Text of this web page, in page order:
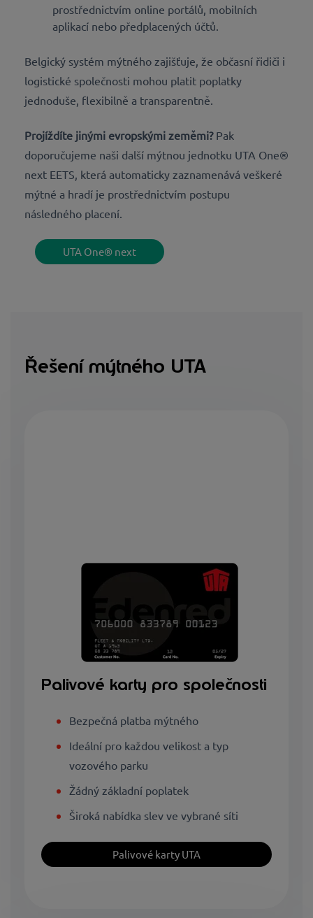
prostřednictvím online portálů, mobilních
aplikací nebo předplacených účtů.
Belgický systém mýtného zajišťuje, že občasní řidiči i
logistické společnosti mohou platit poplatky
jednoduše, flexibilně a transparentně.
Projíždíte jinými evropskými zeměmi? Pak
doporučujeme naši další mýtnou jednotku UTA One®
next EETS, která automaticky zaznamenává veškeré
mýtné a hradí je prostřednictvím postupu
následného placení.
UTA One® next
Řešení mýtného UTA
Palivové karty pro společnosti
Bezpečná platba mýtného
Ideální pro každou velikost a typ
vozového parku
Žádný základní poplatek
Široká nabídka slev ve vybrané síti
Palivové karty UTA